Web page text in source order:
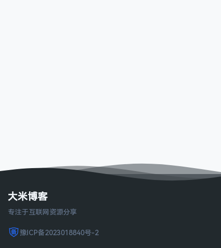
大米博客
专注于互联网资源分享
豫ICP备2023018840号-2